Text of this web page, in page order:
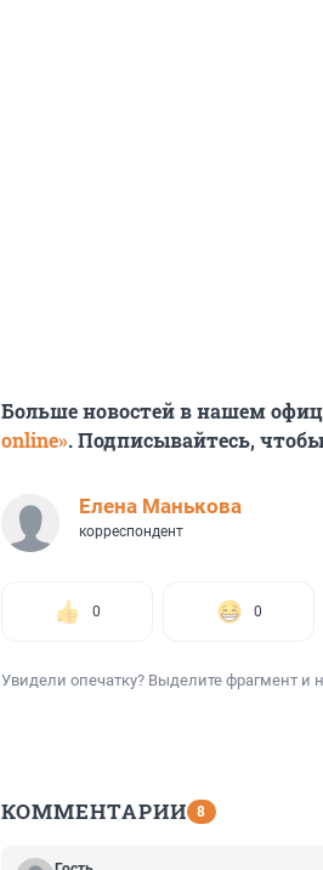
Больше новостей в нашем
online». Подписывайтесь,
Елена Манькова
корреспондент
0 0
Увидели опечатку? Выделите фрагмент и
КОММЕНТАРИИ 8